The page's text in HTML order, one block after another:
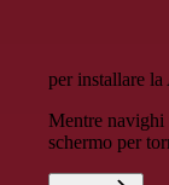
per installare
Mentre navighi
schermo per